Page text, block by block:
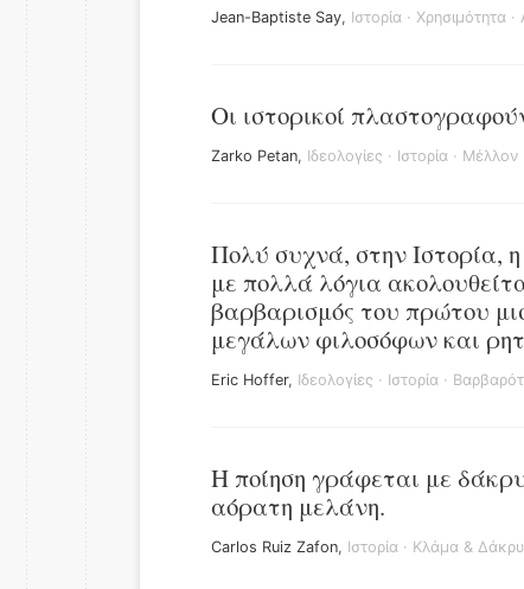
Jean-Baptiste Say, Ιστορία · Χρησιμότητα ·
Οι ιστορικοί
Zarko Petan, Ιδεολογίες · Ιστορία · Μέλλον
Πολύ συχνά, στην Ιστορία,
με πολλά λόγια
βαρβαρισμός του πρώτου
μεγάλων φιλοσόφων και
Eric Hoffer, Ιδεολογίες · Ιστορία ·
Η ποίηση γράφεται με
αόρατη μελάνη.
Carlos Ruiz Zafon, Ιστορία · Κλάμα &